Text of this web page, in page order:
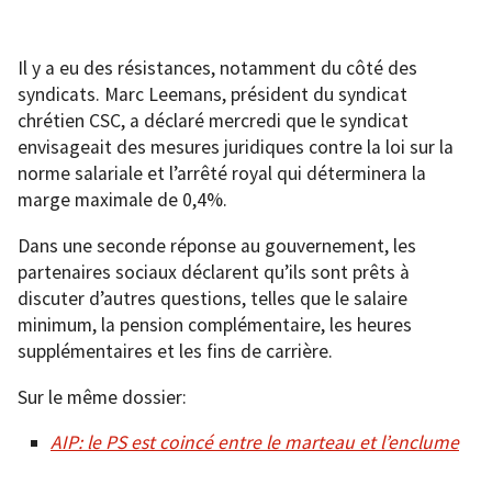
Il y a eu des résistances, notamment du côté des
syndicats. Marc Leemans, président du syndicat
chrétien CSC, a déclaré mercredi que le syndicat
envisageait des mesures juridiques contre la loi sur la
norme salariale et l’arrêté royal qui déterminera la
marge maximale de 0,4%.
Dans une seconde réponse au gouvernement, les
partenaires sociaux déclarent qu’ils sont prêts à
discuter d’autres questions, telles que le salaire
minimum, la pension complémentaire, les heures
supplémentaires et les fins de carrière.
Sur le même dossier:
AIP: le PS est coincé entre le marteau et l’enclume